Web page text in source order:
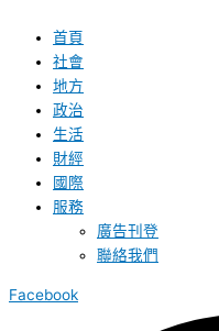
首頁
社會
地方
政治
生活
財經
國際
服務
廣告刊登
聯絡我們
Facebook